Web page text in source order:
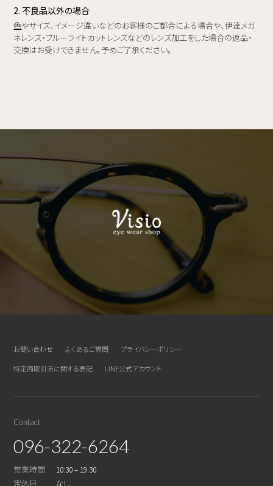
2. 不良品以外の場合
色やサイズ、イメージ違いなどのお客様のご都合による場合や、伊達メガ
ネレンズ・ブルーライトカットレンズなどのレンズ加工をした場合の返品・
交換はお受けできません。予めご了承ください。
お問い合わせ よくあるご質問
プライバシーポリシー
特定商取引法に関する表記
LINE公式アカウント
Contact
096-322-6264
営業時間 10:30 – 19:30
定休日 なし